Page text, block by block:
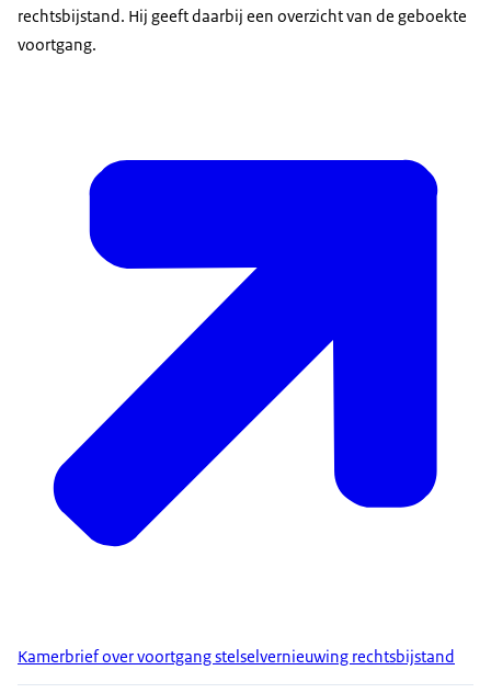
rechtsbijstand. Hij geeft daarbij een overzicht van de geboekte
voortgang.
Kamerbrief over voortgang stelselvernieuwing rechtsbijstand